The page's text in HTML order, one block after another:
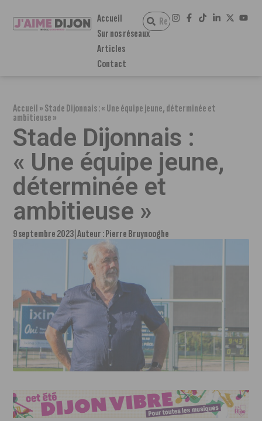
Accueil
Sur nos réseaux
Articles
Contact
Accueil»Stade Dijonnais : « Une équipe jeune, déterminée et
ambitieuse »
Stade Dijonnais :
« Une équipe jeune,
déterminée et
ambitieuse »
9 septembre 2023 Auteur :Pierre Bruynooghe